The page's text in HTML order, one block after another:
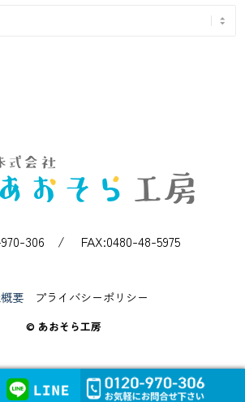
970-306 / FAX:0480-48-5975
要 プライバシーポリシー
© あおそら工房